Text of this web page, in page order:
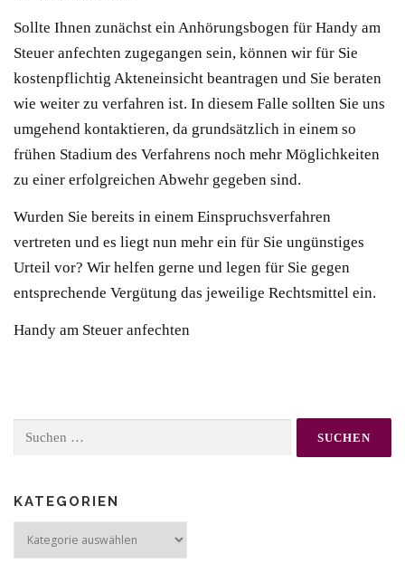
Sollte Ihnen zunächst ein Anhörungsbogen für Handy am
Steuer anfechten zugegangen sein, können wir für Sie
kostenpflichtig Akteneinsicht beantragen und Sie beraten
wie weiter zu verfahren ist. In diesem Falle sollten Sie uns
umgehend kontaktieren, da grundsätzlich in einem so
frühen Stadium des Verfahrens noch mehr Möglichkeiten
zu einer erfolgreichen Abwehr gegeben sind.
Wurden Sie bereits in einem Einspruchsverfahren
vertreten und es liegt nun mehr ein für Sie ungünstiges
Urteil vor? Wir helfen gerne und legen für Sie gegen
entsprechende Vergütung das jeweilige Rechtsmittel ein.
Handy am Steuer anfechten
Suchen
KATEGORIEN
Kategorien